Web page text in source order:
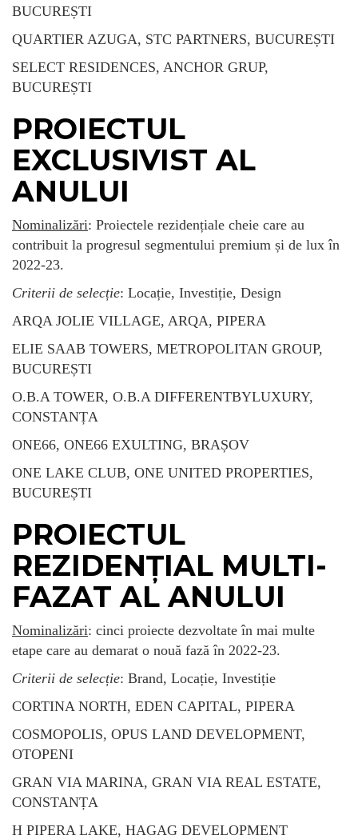
BUCUREȘTI
QUARTIER AZUGA, STC PARTNERS, BUCUREȘTI
SELECT RESIDENCES, ANCHOR GRUP,
BUCUREȘTI
PROIECTUL
EXCLUSIVIST AL
ANULUI
Nominalizări: Proiectele rezidențiale cheie care au
contribuit la progresul segmentului premium și de lux în
2022-23.
Criterii de selecție: Locație, Investiție, Design
ARQA JOLIE VILLAGE, ARQA, PIPERA
ELIE SAAB TOWERS, METROPOLITAN GROUP,
BUCUREȘTI
O.B.A TOWER, O.B.A DIFFERENTBYLUXURY,
CONSTANȚA
ONE66, ONE66 EXULTING, BRAȘOV
ONE LAKE CLUB, ONE UNITED PROPERTIES,
BUCUREȘTI
PROIECTUL
REZIDENȚIAL MULTI-
FAZAT AL ANULUI
Nominalizări: cinci proiecte dezvoltate în mai multe
etape care au demarat o nouă fază în 2022-23.
Criterii de selecție: Brand, Locație, Investiție
CORTINA NORTH, EDEN CAPITAL, PIPERA
COSMOPOLIS, OPUS LAND DEVELOPMENT,
OTOPENI
GRAN VIA MARINA, GRAN VIA REAL ESTATE,
CONSTANȚA
H PIPERA LAKE, HAGAG DEVELOPMENT